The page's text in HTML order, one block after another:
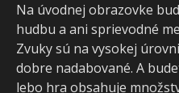
Na úvodnej obrazovke
hudbu a ani sprievodné
Zvuky sú na vysokej
dobre nadabované. A
lebo hra obsahuje